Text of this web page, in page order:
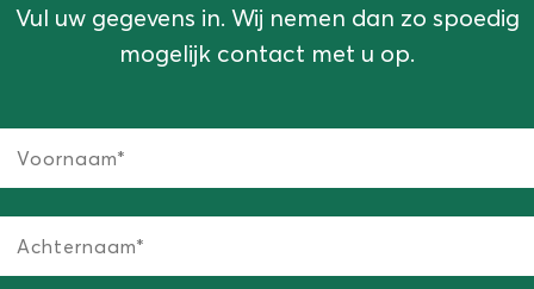
Vul uw gegevens in. Wij nemen dan zo spoedig
mogelijk contact met u op.